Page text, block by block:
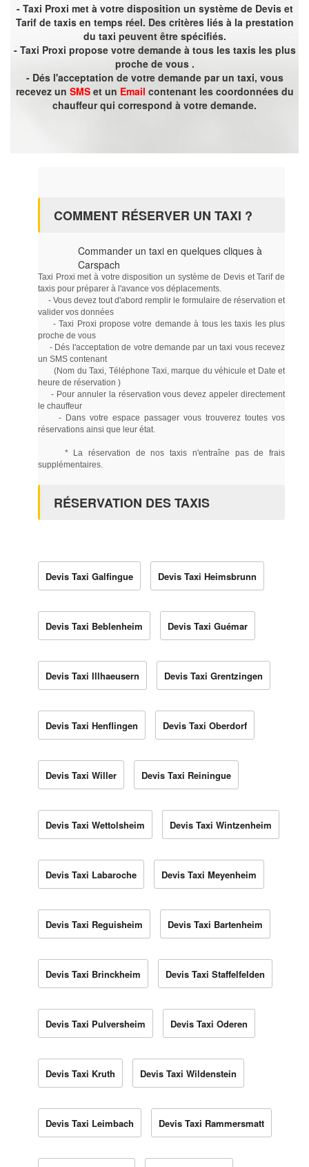
- Taxi Proxi met à votre disposition un système de Devis et
Tarif de taxis en temps réel. Des critères liés à la prestation
du taxi peuvent être spécifiés.
- Taxi Proxi propose votre demande à tous les taxis les plus
proche de vous .
- Dés l'acceptation de votre demande par un taxi, vous
recevez un SMSet un Email contenant les coordonnées du
chauffeur qui correspond à votre demande.
COMMENT RÉSERVER UN TAXI ?
Commander un taxi en quelques cliques à
Carspach
Taxi Proxi met à votre disposition un système de Devis et Tarif de
taxis pour préparer à l'avance vos déplacements.
- Vous devez tout d'abord remplir le formulaire de réservation et
valider vos données
- Taxi Proxi propose votre demande à tous les taxis les plus
proche de vous
- Dés l'acceptation de votre demande par un taxi vous recevez
un SMS contenant
(Nom du Taxi, Téléphone Taxi, marque du véhicule et Date et
heure de réservation )
- Pour annuler la réservation vous devez appeler directement
le chauffeur
- Dans votre espace passager vous trouverez toutes vos
réservations ainsi que leur état.
* La réservation de nos taxis n'entraîne pas de frais
supplémentaires.
RÉSERVATION DES TAXIS
Devis Taxi Galfingue Devis Taxi Heimsbrunn
Devis Taxi Beblenheim Devis Taxi Guémar
Devis Taxi Illhaeusern Devis Taxi Grentzingen
Devis Taxi Henflingen Devis Taxi Oberdorf
Devis Taxi Willer Devis Taxi Reiningue
Devis Taxi Wettolsheim Devis Taxi Wintzenheim
Devis Taxi Labaroche Devis Taxi Meyenheim
Devis Taxi Reguisheim Devis Taxi Bartenheim
Devis Taxi Brinckheim Devis Taxi Staffelfelden
Devis Taxi Pulversheim Devis Taxi Oderen
Devis Taxi Kruth Devis Taxi Wildenstein
Devis Taxi Leimbach Devis Taxi Rammersmatt